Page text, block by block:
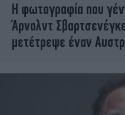
Η φωτογραφία που
Άρνολντ
μετέτρεψε έναν